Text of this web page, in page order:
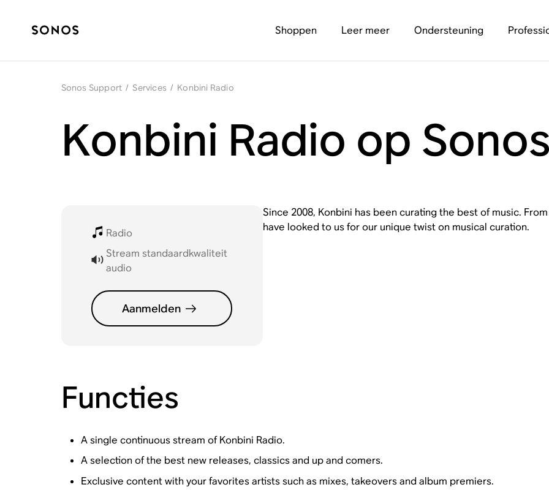
Shoppen Leer meer Ondersteuning
Sonos Support / Services / Konbini Radio
Konbini Radio op
Radio
Stream standaardkwaliteit
audio
Aanmelden
Since 2008, Konbini has been curating the best of music.
have looked to us for our unique twist on musical curation.
Functies
A single continuous stream of Konbini Radio.
A selection of the best new releases, classics and up and comers.
Exclusive content with your favorites artists such as mixes, takeovers and album premiers.